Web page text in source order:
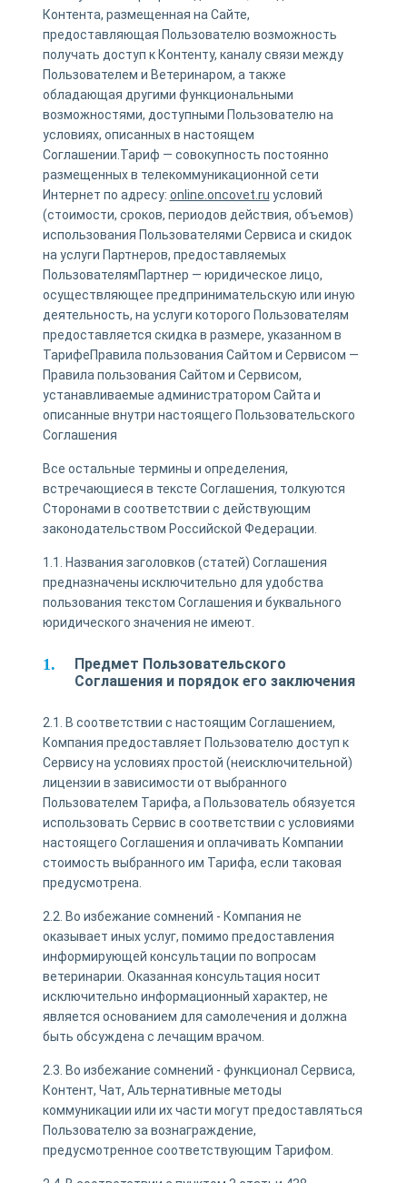
Контента, размещенная на Сайте,
предоставляющая Пользователю возможность
получать доступ к Контенту, каналу связи между
Пользователем и Ветеринаром, а также
обладающая другими функциональными
возможностями, доступными Пользователю на
условиях, описанных в настоящем
Соглашении.Тариф — совокупность постоянно
размещенных в телекоммуникационной сети
Интернет по адресу: online.oncovet.ru условий
(стоимости, сроков, периодов действия, объемов)
использования Пользователями Сервиса и скидок
на услуги Партнеров, предоставляемых
ПользователямПартнер — юридическое лицо,
осуществляющее предпринимательскую или иную
деятельность, на услуги которого Пользователям
предоставляется скидка в размере, указанном в
ТарифеПравила пользования Сайтом и Сервисом —
Правила пользования Сайтом и Сервисом,
устанавливаемые администратором Сайта и
описанные внутри настоящего Пользовательского
Соглашения
Все остальные термины и определения,
встречающиеся в тексте Соглашения, толкуются
Сторонами в соответствии с действующим
законодательством Российской Федерации.
1.1. Названия заголовков (статей) Соглашения
предназначены исключительно для удобства
пользования текстом Соглашения и буквального
юридического значения не имеют.
Предмет Пользовательского
Соглашения и порядок его заключения
2.1. В соответствии с настоящим Соглашением,
Компания предоставляет Пользователю доступ к
Сервису на условиях простой (неисключительной)
лицензии в зависимости от выбранного
Пользователем Тарифа, а Пользователь обязуется
использовать Сервис в соответствии с условиями
настоящего Соглашения и оплачивать Компании
стоимость выбранного им Тарифа, если таковая
предусмотрена.
2.2. Во избежание сомнений - Компания не
оказывает иных услуг, помимо предоставления
информирующей консультации по вопросам
ветеринарии. Оказанная консультация носит
исключительно информационный характер, не
является основанием для самолечения и должна
быть обсуждена с лечащим врачом.
2.3. Во избежание сомнений - функционал Сервиса,
Контент, Чат, Альтернативные методы
коммуникации или их части могут предоставляться
Пользователю за вознаграждение,
предусмотренное соответствующим Тарифом.